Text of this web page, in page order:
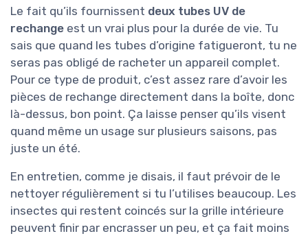
Le fait qu’ils fournissent deux tubes UV de
rechange est un vrai plus pour la durée de vie. Tu
sais que quand les tubes d’origine fatigueront, tu ne
seras pas obligé de racheter un appareil complet.
Pour ce type de produit, c’est assez rare d’avoir les
pièces de rechange directement dans la boîte, donc
là-dessus, bon point. Ça laisse penser qu’ils visent
quand même un usage sur plusieurs saisons, pas
juste un été.
En entretien, comme je disais, il faut prévoir de le
nettoyer régulièrement si tu l’utilises beaucoup. Les
insectes qui restent coincés sur la grille intérieure
peuvent finir par encrasser un peu, et ça fait moins